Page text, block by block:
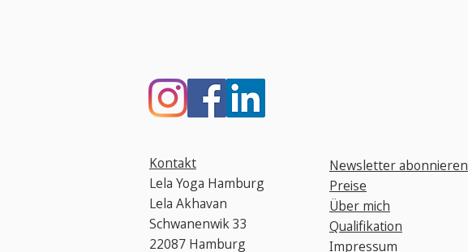
Kontakt
Lela Yoga Hamburg
Lela Akhavan
Schwanenwik 33
22087 Hamburg
Newsletter abonnieren
Preise
Über mich
Qualifikation
Impressum